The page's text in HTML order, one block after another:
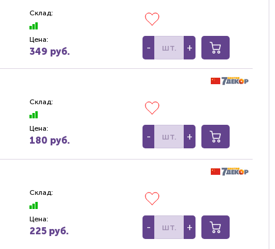
Склад:
Цена:
349 руб. - +
Склад:
Цена:
180 руб. - +
Склад:
Цена:
225 руб. - +